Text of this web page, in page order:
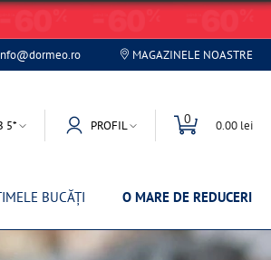
MAGAZINELE NOASTRE
5* PROFIL 0 0.00 lei
BUCĂȚI O MARE DE REDUCERI